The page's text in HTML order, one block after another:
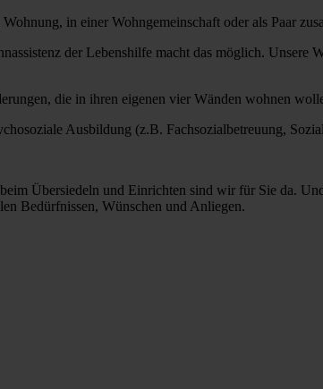
in einer Wohngemeinschaft oder als Paar
der Lebenshilfe macht das möglich. Unsere
die in ihren eigenen vier Wänden wohnen
Ausbildung (z.B. Fachsozialbetreuung,
Übersiedeln und Einrichten sind wir für Sie da.
Bedürfnissen, Wünschen und Anliegen.